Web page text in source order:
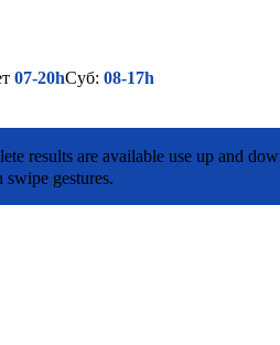
07-20hСуб: 08-17h
results are available use up and
gestures.